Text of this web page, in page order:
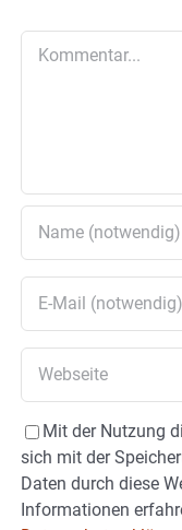
Mit der Nutzung
sich mit der
Daten durch diese
Informationen